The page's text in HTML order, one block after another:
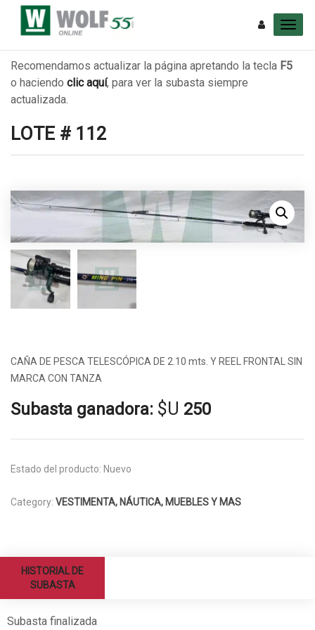
Recomendamos actualizar la página apretando la tecla F5
o haciendo clic aquí, para ver la subasta siempre
actualizada.
LOTE # 112
CAÑA DE PESCA TELESCÓPICA DE 2.10 mts. Y REEL FRONTAL SIN
MARCA CON TANZA
Subasta ganadora: $U 250
Estado del producto: Nuevo
Category: VESTIMENTA, NÁUTICA, MUEBLES Y MAS
HISTORIAL DE
SUBASTA
Subasta finalizada